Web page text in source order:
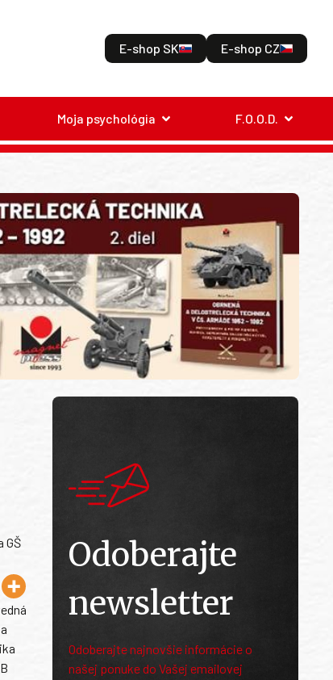
E-shop SK E-shop CZ
Moja psychológia F.O.O.D.
GŠ
Odoberajte
newsletter
Odoberajte najnovšie informácie o
našej ponuke do Vašej emailovej